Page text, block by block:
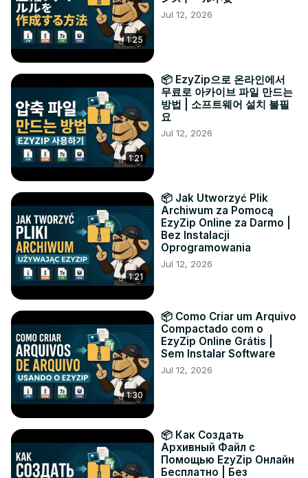
1:25
Jul 12, 2026
1:21
📦 EzyZip으로 온라인에서
무료로 아카이브 파일 만드는
방법 | 소프트웨어 설치 불필
요
Jul 12, 2026
1:21
📦 Jak Utworzyć Plik
Archiwum za Pomocą
EzyZip Online za Darmo |
Bez Instalacji
Oprogramowania
Jul 12, 2026
1:30
📦 Como Criar um Arquivo
Compactado com o
EzyZip Online Grátis |
Sem Instalar Software
Jul 12, 2026
📦 Как Создать
Архивный Файл с
Помощью EzyZip Онлайн
Бесплатно | Без